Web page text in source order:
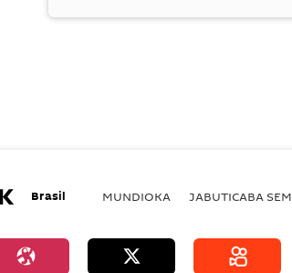
Brasil MUNDIOKA JABUTICABA